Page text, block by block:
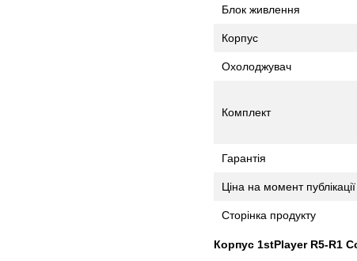
Блок живлення
Корпус
Охолоджувач
Комплект
Гарантія
Ціна на момент публікації
Сторінка продукту
Корпус 1stPlayer R5-R1